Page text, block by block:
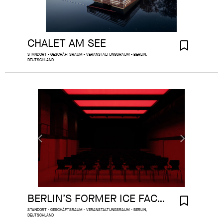
CHALET AM SEE
STANDORT - GESCHÄFTSRAUM - VERANSTALTUNGSRAUM - BERLIN,
DEUTSCHLAND
BERLIN’S FORMER ICE FACTORY
STANDORT - GESCHÄFTSRAUM - VERANSTALTUNGSRAUM - BERLIN,
DEUTSCHLAND